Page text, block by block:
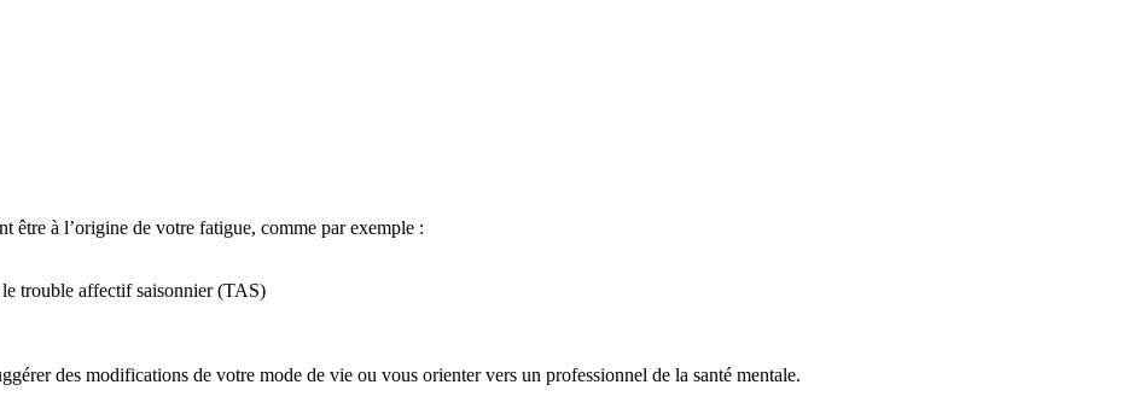
être à l’origine de votre fatigue, comme par exemple :
trouble affectif saisonnier (TAS)
des modifications de votre mode de vie ou vous orienter vers un professionnel de la santé mentale.